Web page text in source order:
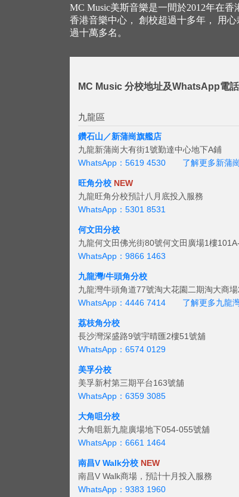
MC Music美斯音樂是一間於2012年在香
香港音樂中心， 創校超過十多年， 用
過十萬多名。
MC Music 分校地址及WhatsApp電話
九龍區
鑽石山／新蒲崗旗艦店
九龍新蒲崗大有街1號勤達中心地下A鋪
WhatsApp：5619 4530
了解更多新蒲
旺角分校 NEW
九龍旺角分校預計八月底投入服務
WhatsApp：5301 8531
何文田分校
九龍何文田佛光街80號何文田廣場1樓
WhatsApp：9866 1463
九龍灣/牛頭角分校
九龍灣牛頭角道77號淘大花園二期淘大商
WhatsApp：4446 7414
了解更多九龍
荔枝角分校
長沙灣深盛路9號宇晴匯2樓51號舖
WhatsApp：6574 0129
美孚分校
美孚新村第三期平台163號舖
WhatsApp：6359 3085
大角咀分校
大角咀新九龍廣場地下054-055號舖
WhatsApp：6661 1464
南昌V Walk分校 NEW
南昌V Walk商場，預計十月投入服務
WhatsApp：9383 1960